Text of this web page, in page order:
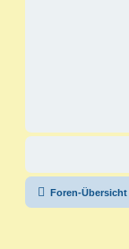
Foren-Übersicht